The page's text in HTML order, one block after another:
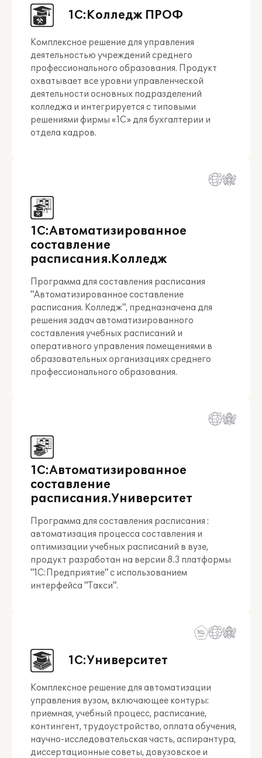
1С:Колледж ПРОФ
Комплексное решение для управления
деятельностью учреждений среднего
профессионального образования. Продукт
охватывает все уровни управленческой
деятельности основных подразделений
колледжа и интегрируется с типовыми
решениями фирмы «1С» для бухгалтерии и
отдела кадров.
1С:Автоматизированное
составление
расписания.Колледж
Программа для составления расписания
"Автоматизированное составление
расписания. Колледж", предназначена для
решения задач автоматизированного
составления учебных расписаний и
оперативного управления помещениями в
образовательных организациях среднего
профессионального образования.
1С:Автоматизированное
составление
расписания.Университет
Программа для составления расписания :
автоматизация процесса составления и
оптимизации учебных расписаний в вузе,
продукт разработан на версии 8.3 платформы
"1С:Предприятие" с использованием
интерфейса "Такси".
1С:Университет
Комплексное решение для автоматизации
управления вузом, включающее контуры:
приемная, учебный процесс, расписание,
контингент, трудоустройство, оплата обучения,
научно-исследовательская часть, аспирантура,
диссертационные советы, довузовское и